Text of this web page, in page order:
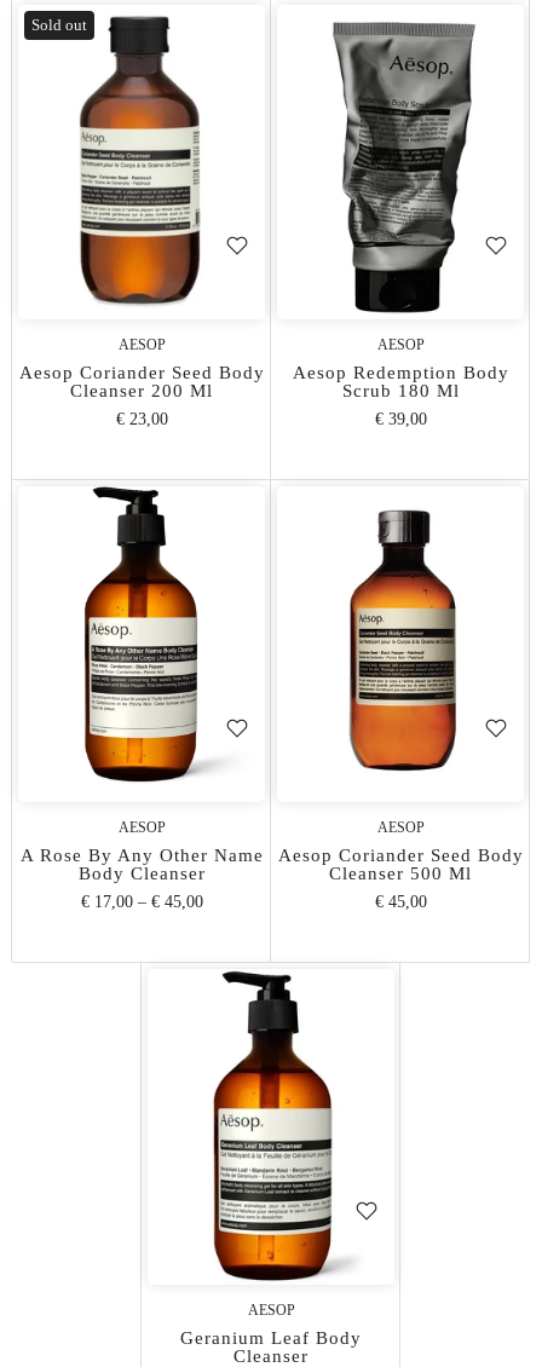
Sold out
AESOP
Aesop Coriander Seed Body
Cleanser 200 Ml
€ 23,00
AESOP
Aesop Redemption Body
Scrub 180 Ml
€ 39,00
AESOP
A Rose By Any Other Name
Body Cleanser
€ 17,00 – € 45,00
AESOP
Aesop Coriander Seed Body
Cleanser 500 Ml
€ 45,00
AESOP
Geranium Leaf Body
Cleanser